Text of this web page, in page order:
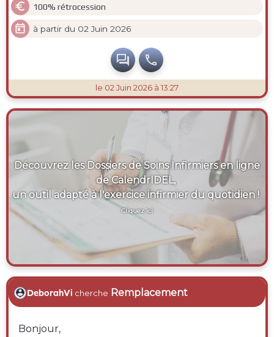
 100% rétrocession
 à partir du 02 Juin 2026
 
le 02 Juin 2026 à 13:27
Découvrez les Dossiers de Soins Infirmiers en ligne
de CalendrIDEL,
un outil adapté à l'exercice infirmier du quotidien !
Cliquez ici
DeborahVi cherche Remplacement
Bonjour,